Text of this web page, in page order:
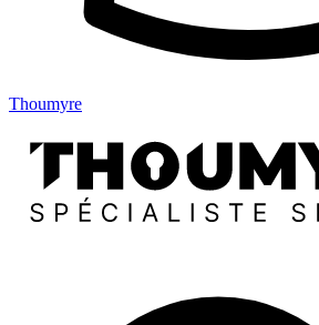
Thoumyre